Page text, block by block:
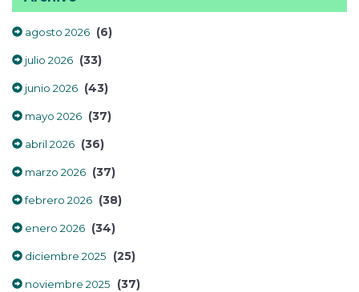
agosto 2026 (6)
julio 2026 (33)
junio 2026 (43)
mayo 2026 (37)
abril 2026 (36)
marzo 2026 (37)
febrero 2026 (38)
enero 2026 (34)
diciembre 2025 (25)
noviembre 2025 (37)